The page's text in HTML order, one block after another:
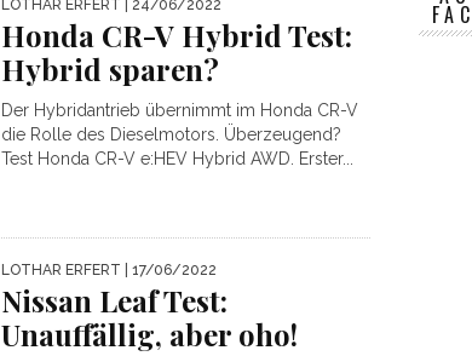
LOTHAR ERFERT | 24/06/2022
Honda CR-V Hybrid Test:
Hybrid sparen?
Der Hybridantrieb übernimmt im Honda CR-V
die Rolle des Dieselmotors. Überzeugend?
Test Honda CR-V e:HEV Hybrid AWD. Erster...
LOTHAR ERFERT | 17/06/2022
Nissan Leaf Test:
Unauffällig, aber oho!